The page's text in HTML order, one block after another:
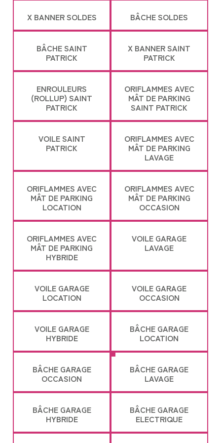
X BANNER SOLDES BÂCHE SOLDES
BÂCHE SAINT
PATRICK
X BANNER SAINT
PATRICK
ENROULEURS
(ROLLUP) SAINT
PATRICK
ORIFLAMMES AVEC
MÂT DE PARKING
SAINT PATRICK
VOILE SAINT
PATRICK
ORIFLAMMES AVEC
MÂT DE PARKING
LAVAGE
ORIFLAMMES AVEC
MÂT DE PARKING
LOCATION
ORIFLAMMES AVEC
MÂT DE PARKING
OCCASION
ORIFLAMMES AVEC
MÂT DE PARKING
HYBRIDE
VOILE GARAGE
LAVAGE
VOILE GARAGE
LOCATION
VOILE GARAGE
OCCASION
VOILE GARAGE
HYBRIDE
BÂCHE GARAGE
LOCATION
BÂCHE GARAGE
OCCASION
BÂCHE GARAGE
LAVAGE
BÂCHE GARAGE
HYBRIDE
BÂCHE GARAGE
ELECTRIQUE